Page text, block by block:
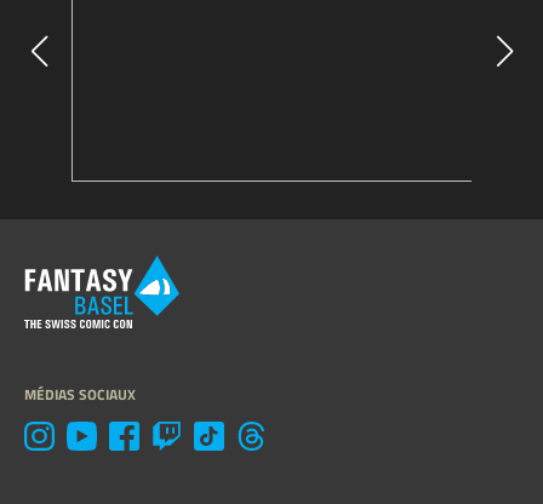
MÉDIAS SOCIAUX